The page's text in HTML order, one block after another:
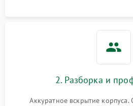
2. Разборка и
Аккуратное вскрытие корпуса.